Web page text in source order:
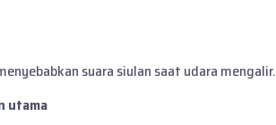
suara siulan saat udara mengalir.
utama